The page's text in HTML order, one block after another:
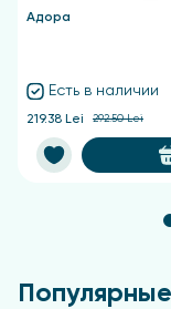
Адора
Есть в наличии
219.38 Lei 292.50 Lei